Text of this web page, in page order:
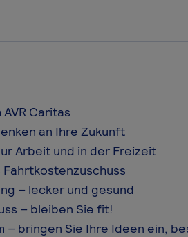
Caritas
an Ihre Zukunft
Arbeit und in der Freizeit
– lecker und gesund
– bleiben Sie fit!
– bringen Sie Ihre Ideen ein,